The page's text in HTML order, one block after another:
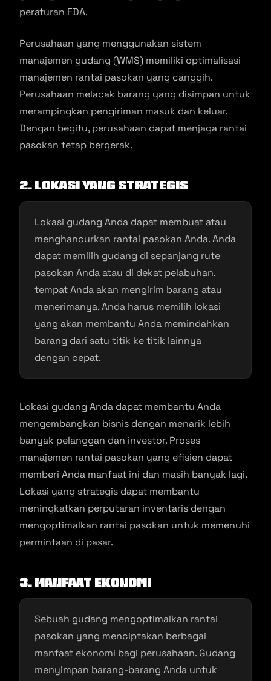
peraturan FDA.
Perusahaan yang menggunakan sistem
manajemen gudang (WMS) memiliki optimalisasi
manajemen rantai pasokan yang canggih.
Perusahaan melacak barang yang disimpan untuk
merampingkan pengiriman masuk dan keluar.
Dengan begitu, perusahaan dapat menjaga rantai
pasokan tetap bergerak.
2. Lokasi yang Strategis
Lokasi gudang Anda dapat membuat atau
menghancurkan rantai pasokan Anda. Anda
dapat memilih gudang di sepanjang rute
pasokan Anda atau di dekat pelabuhan,
tempat Anda akan mengirim barang atau
menerimanya. Anda harus memilih lokasi
yang akan membantu Anda memindahkan
barang dari satu titik ke titik lainnya
dengan cepat.
Lokasi gudang Anda dapat membantu Anda
mengembangkan bisnis dengan menarik lebih
banyak pelanggan dan investor. Proses
manajemen rantai pasokan yang efisien dapat
memberi Anda manfaat ini dan masih banyak lagi.
Lokasi yang strategis dapat membantu
meningkatkan perputaran inventaris dengan
mengoptimalkan rantai pasokan untuk memenuhi
permintaan di pasar.
3. Manfaat Ekonomi
Sebuah gudang mengoptimalkan rantai
pasokan yang menciptakan berbagai
manfaat ekonomi bagi perusahaan. Gudang
menyimpan barang-barang Anda untuk